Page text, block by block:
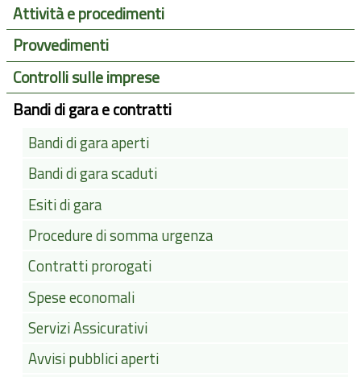
Attività e procedimenti
Provvedimenti
Controlli sulle imprese
Bandi di gara e contratti
Bandi di gara aperti
Bandi di gara scaduti
Esiti di gara
Procedure di somma urgenza
Contratti prorogati
Spese economali
Servizi Assicurativi
Avvisi pubblici aperti